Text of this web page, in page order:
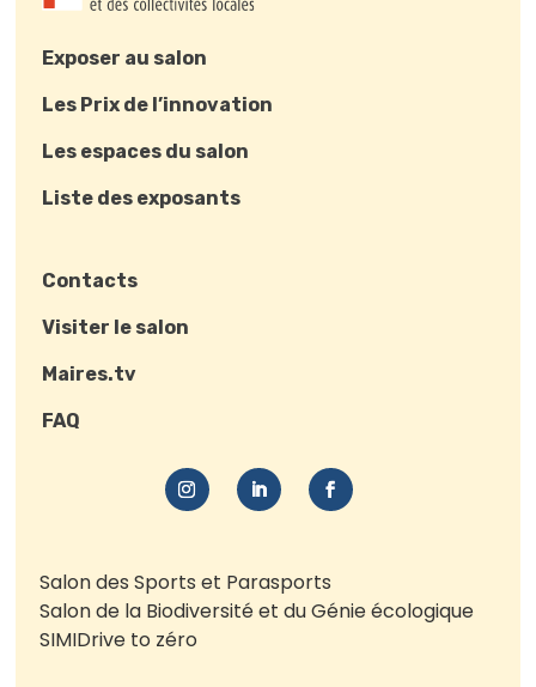
Exposer au salon
Les Prix de l’innovation
Les espaces du salon
Liste des exposants
Contacts
Visiter le salon
Maires.tv
FAQ
Salon des Sports et Parasports
Salon de la Biodiversité et du Génie écologique
SIMIDrive to zéro